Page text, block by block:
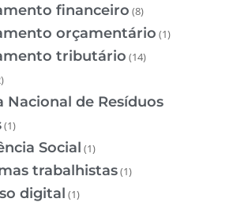
financeiro (8)
orçamentário (1)
tributário (14)
Nacional de Resíduos
(1)
Social (1)
trabalhistas(1)
digital (1)